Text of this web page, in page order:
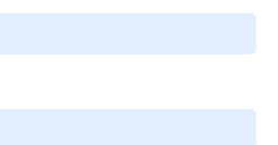
完結型クラウド契約サービス
る悩み・問題を無料で税理士へ相
とができるポータルサイト